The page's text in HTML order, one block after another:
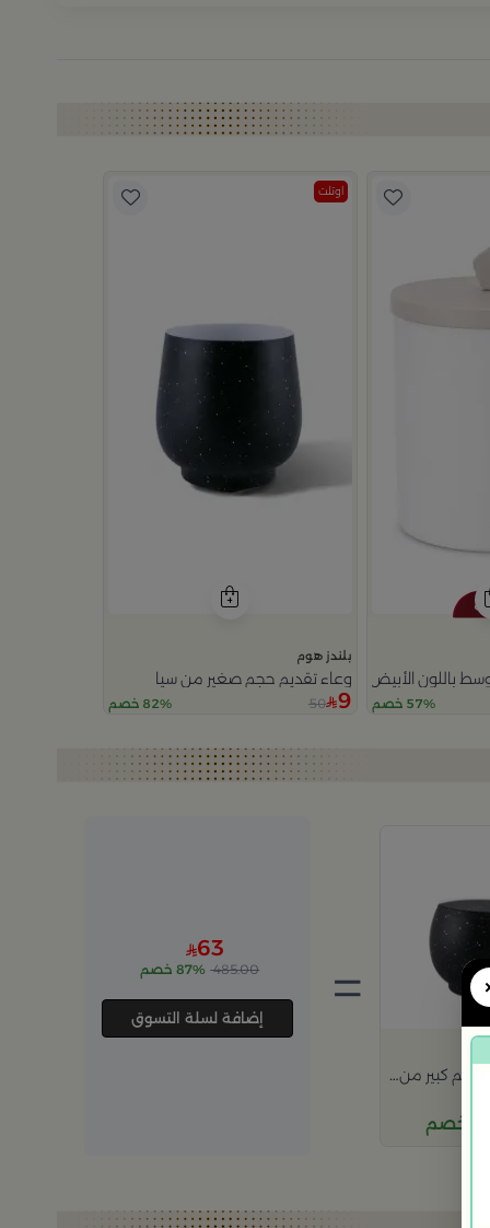
باللون الأبيض و مع غطاء بيج من سيا
57% خصم
اوتلت
بلندز هوم
وعاء تقديم حجم صغير من سيا
9
50 82% خصم
صندوق تخزين حجم كبير من سيا
=
63
485.00 87% خصم
إضافة لسلة التسوق